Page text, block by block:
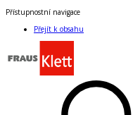
Přístupnostní navigace
Přejít k obsahu